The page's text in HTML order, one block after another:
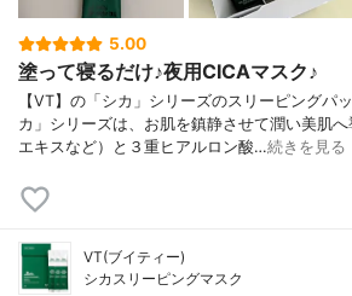
5.00
塗って寝るだけ♪夜用CICAマスク♪
【VT】の「シカ」シリーズのスリーピングパ
カ」シリーズは、お肌を鎮静させて潤い美肌
エキスなど）と３重ヒアルロン酸…続きを見る
VT(ブイティー)
シカスリーピングマスク